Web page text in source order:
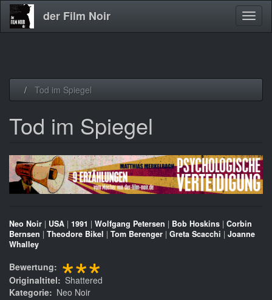
der Film Noir
Tod im Spiegel
Tod im Spiegel
Neo Noir | USA | 1991 | Wolfgang Petersen | Bob Hoskins | Corbin
Bernsen | Theodore Bikel | Tom Berenger | Greta Scacchi | Joanne
Whalley
Bewertung ***
Originaltitel
Shattered
Kategorie
Neo Noir